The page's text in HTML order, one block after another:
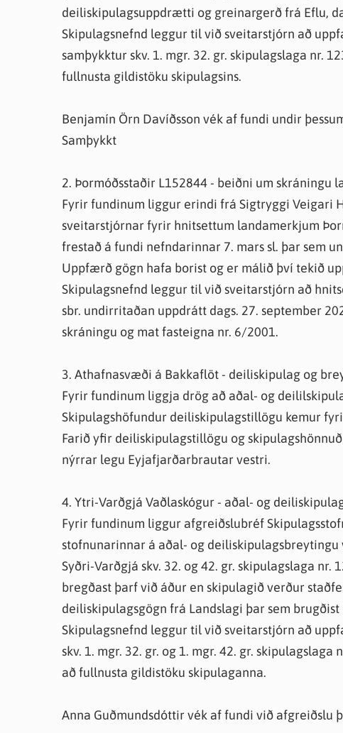
deiliskipulagsuppdrætti og greinargerð frá Eflu,
Skipulagsnefnd leggur til við sveitarstjórn að
samþykktur skv. 1. mgr. 32. gr. skipulagslaga nr.
fullnusta gildistöku skipulagsins.
Benjamín Örn Davíðsson vék af fundi undir
Samþykkt
2. Þormóðsstaðir L152844 - beiðni um skráningu
Fyrir fundinum liggur erindi frá Sigtryggi Veigari
sveitarstjórnar fyrir hnitsettum landamerkjum
frestað á fundi nefndarinnar 7. mars sl. þar sem
Uppfærð gögn hafa borist og er málið því tekið
Skipulagsnefnd leggur til við sveitarstjórn að
sbr. undirritaðan uppdrátt dags. 27. september
skráningu og mat fasteigna nr. 6/2001.
3. Athafnasvæði á Bakkaflöt - deiliskipulag og
Fyrir fundinum liggja drög að aðal- og
Skipulagshöfundur deiliskipulagstillögu kemur
Farið yfir deiliskipulagstillögu og
nýrrar legu Eyjafjarðarbrautar vestri.
4. Ytri-Varðgjá Vaðlaskógur - aðal- og
Fyrir fundinum liggur afgreiðslubréf
stofnunarinnar á aðal- og
Syðri-Varðgjá skv. 32. og 42. gr. skipulagslaga
bregðast þarf við áður en skipulagið verður
deiliskipulagsgögn frá Landslagi þar sem
Skipulagsnefnd leggur til við sveitarstjórn að
skv. 1. mgr. 32. gr. og 1. mgr. 42. gr.
að fullnusta gildistöku skipulaganna.
Anna Guðmundsdóttir vék af fundi við afgreiðslu